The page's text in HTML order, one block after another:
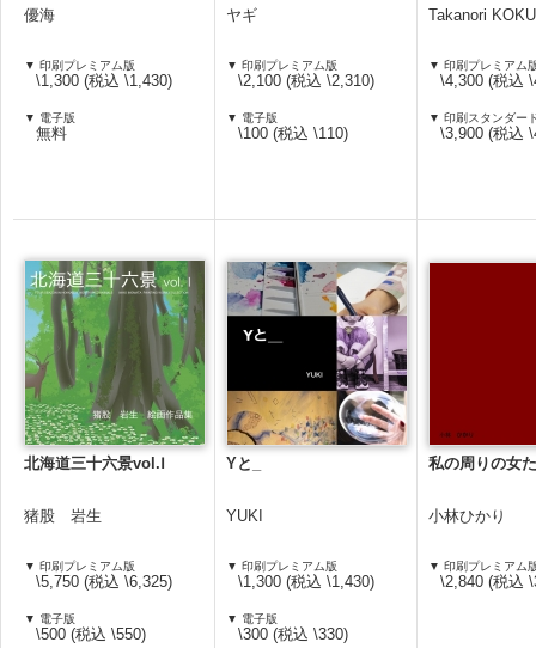
優海
▼ 印刷プレミアム版
\1,300 (税込 \1,430)
▼ 電子版
無料
ヤギ
▼ 印刷プレミアム版
\2,100 (税込 \2,310)
▼ 電子版
\100 (税込 \110)
Takanori
▼ 印刷プレミアム
\4,300 (税込
▼ 印刷スタンダー
\3,900 (税込
北海道三十六景vol.Ⅰ
猪股 岩生
▼ 印刷プレミアム版
\5,750 (税込 \6,325)
▼ 電子版
\500 (税込 \550)
Yと_
YUKI
▼ 印刷プレミアム版
\1,300 (税込 \1,430)
▼ 電子版
\300 (税込 \330)
私の周りの女
小林ひかり
▼ 印刷プレミアム
\2,840 (税込